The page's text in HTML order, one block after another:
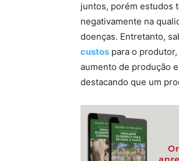
juntos, porém estudos
negativamente na
doenças. Entretanto,
custos para o
aumento de produção
destacando que um